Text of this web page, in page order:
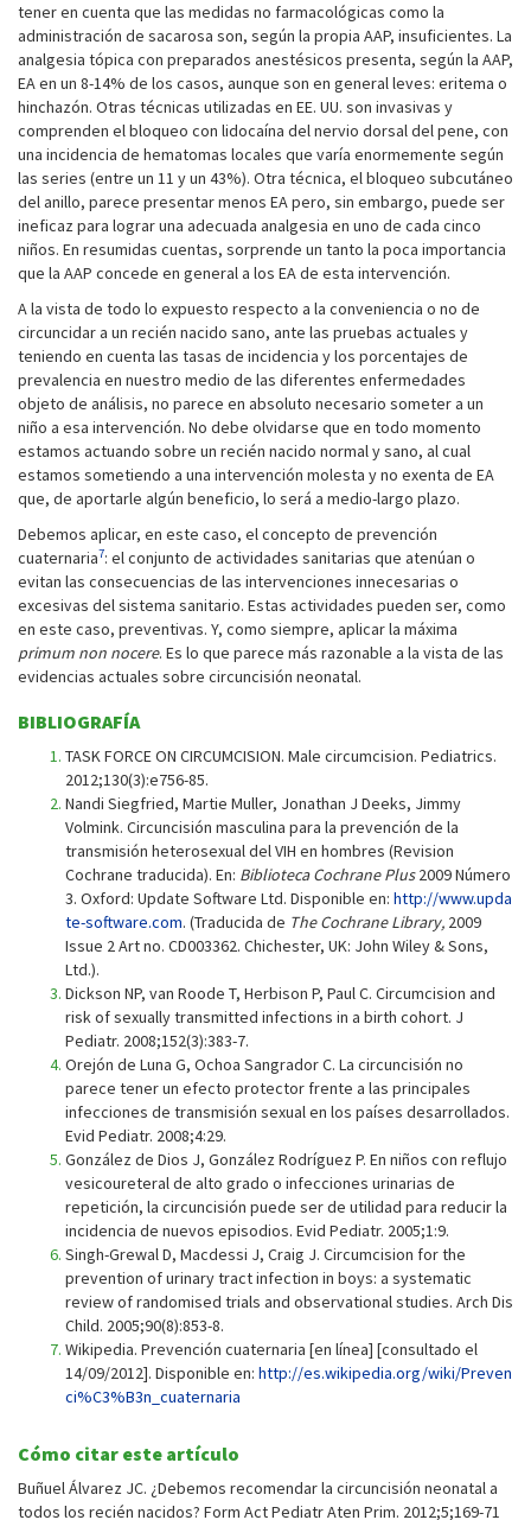
tener en cuenta que las medidas no farmacológicas como la
administración de sacarosa son, según la propia AAP, insuficientes. La
analgesia tópica con preparados anestésicos presenta, según la AAP,
EA en un 8-14% de los casos, aunque son en general leves: eritema o
hinchazón. Otras técnicas utilizadas en EE. UU. son invasivas y
comprenden el bloqueo con lidocaína del nervio dorsal del pene, con
una incidencia de hematomas locales que varía enormemente según
las series (entre un 11 y un 43%). Otra técnica, el bloqueo subcutáneo
del anillo, parece presentar menos EA pero, sin embargo, puede ser
ineficaz para lograr una adecuada analgesia en uno de cada cinco
niños. En resumidas cuentas, sorprende un tanto la poca importancia
que la AAP concede en general a los EA de esta intervención.
A la vista de todo lo expuesto respecto a la conveniencia o no de
circuncidar a un recién nacido sano, ante las pruebas actuales y
teniendo en cuenta las tasas de incidencia y los porcentajes de
prevalencia en nuestro medio de las diferentes enfermedades
objeto de análisis, no parece en absoluto necesario someter a un
niño a esa intervención. No debe olvidarse que en todo momento
estamos actuando sobre un recién nacido normal y sano, al cual
estamos sometiendo a una intervención molesta y no exenta de EA
que, de aportarle algún beneficio, lo será a medio-largo plazo.
Debemos aplicar, en este caso, el concepto de prevención
cuaternaria7: el conjunto de actividades sanitarias que atenúan o
evitan las consecuencias de las intervenciones innecesarias o
excesivas del sistema sanitario. Estas actividades pueden ser, como
en este caso, preventivas. Y, como siempre, aplicar la máxima
primum non nocere. Es lo que parece más razonable a la vista de las
evidencias actuales sobre circuncisión neonatal.
BIBLIOGRAFÍA
TASK FORCE ON CIRCUMCISION. Male circumcision. Pediatrics.
2012;130(3):e756-85.
Nandi Siegfried, Martie Muller, Jonathan J Deeks, Jimmy
Volmink. Circuncisión masculina para la prevención de la
transmisión heterosexual del VIH en hombres (Revision
Cochrane traducida). En: Biblioteca Cochrane Plus2009 Número
3. Oxford: Update Software Ltd. Disponible en: http://www.upda
te-software.com. (Traducida de The Cochrane Library, 2009
Issue 2 Art no. CD003362. Chichester, UK: John Wiley & Sons,
Ltd.).
Dickson NP, van Roode T, Herbison P, Paul C. Circumcision and
risk of sexually transmitted infections in a birth cohort. J
Pediatr. 2008;152(3):383-7.
Orejón de Luna G, Ochoa Sangrador C. La circuncisión no
parece tener un efecto protector frente a las principales
infecciones de transmisión sexual en los países desarrollados.
Evid Pediatr. 2008;4:29.
González de Dios J, González Rodríguez P. En niños con reflujo
vesicoureteral de alto grado o infecciones urinarias de
repetición, la circuncisión puede ser de utilidad para reducir la
incidencia de nuevos episodios. Evid Pediatr. 2005;1:9.
Singh-Grewal D, Macdessi J, Craig J. Circumcision for the
prevention of urinary tract infection in boys: a systematic
review of randomised trials and observational studies. Arch Dis
Child. 2005;90(8):853-8.
Wikipedia. Prevención cuaternaria [en línea] [consultado el
14/09/2012]. Disponible en: http://es.wikipedia.org/wiki/Preven
ci%C3%B3n_cuaternaria
Cómo citar este artículo
Buñuel Álvarez JC. ¿Debemos recomendar la circuncisión neonatal a
todos los recién nacidos? Form Act Pediatr Aten Prim. 2012;5;169-71